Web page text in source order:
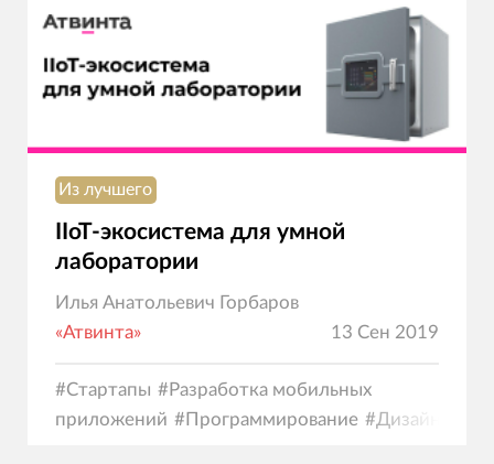
Из лучшего
IIoT-экосистема для умной
лаборатории
Илья Анатольевич Горбаров
«Атвинта»
13 Сен 2019
#Стартапы #Разработка мобильных
приложений #Программирование #Дизайн